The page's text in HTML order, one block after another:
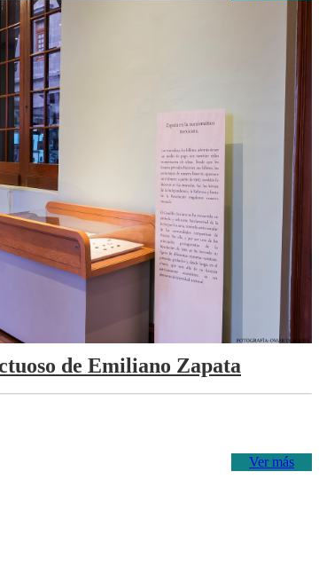
de Emiliano Zapata
Ver más